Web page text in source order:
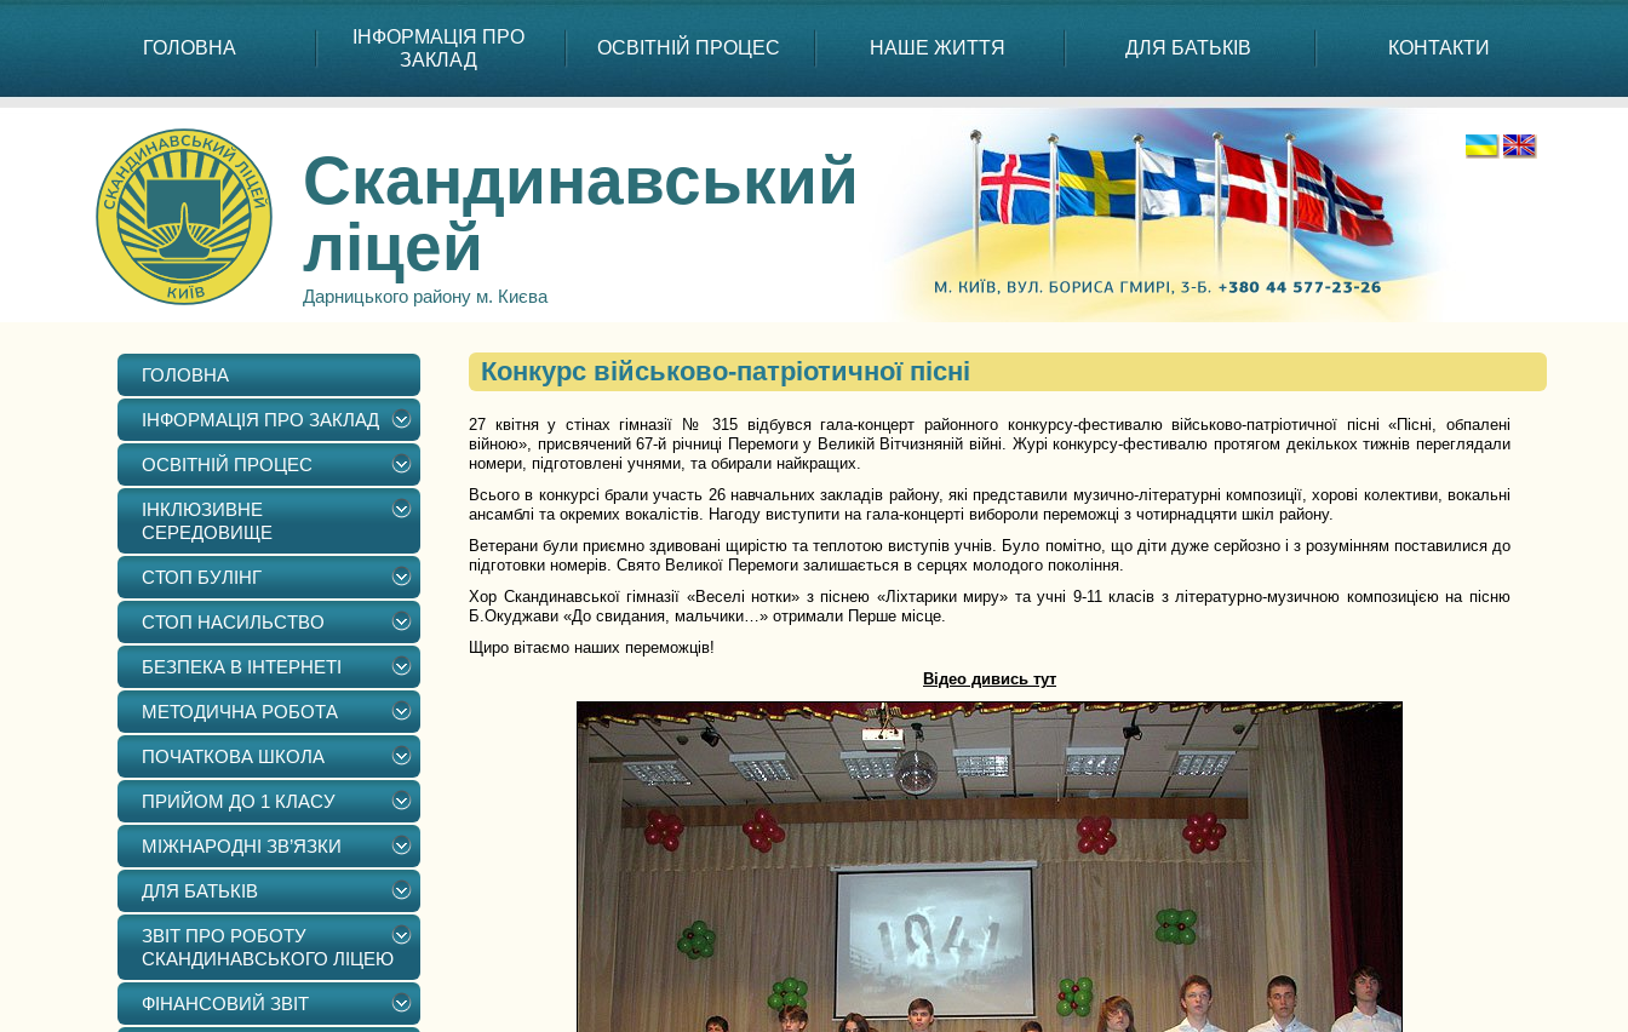
ГОЛОВНА
ІНФОРМАЦІЯ ПРО
ЗАКЛАД
ОСВІТНІЙ ПРОЦЕС НАШЕ ЖИТТЯ ДЛЯ БАТЬКІВ КОНТАКТИ
Скандинавський
ліцей
Дарницького району м. Києва
ГОЛОВНА
ІНФОРМАЦІЯ ПРО ЗАКЛАД
ОСВІТНІЙ ПРОЦЕС
ІНКЛЮЗИВНЕ
СЕРЕДОВИЩЕ
СТОП БУЛІНГ
СТОП НАСИЛЬСТВО
БЕЗПЕКА В ІНТЕРНЕТІ
МЕТОДИЧНА РОБОТА
ПОЧАТКОВА ШКОЛА
ПРИЙОМ ДО 1 КЛАСУ
МІЖНАРОДНІ ЗВ’ЯЗКИ
ДЛЯ БАТЬКІВ
ЗВІТ ПРО РОБОТУ
СКАНДИНАВСЬКОГО ЛІЦЕЮ
ФІНАНСОВИЙ ЗВІТ
Конкурс військово-патріотичної пісні
27 квітня у стінах гімназії № 315 відбувся гала-концерт районного конкурсу-фестивалю військово-патріотичної пісні «Пісні, обпалені
війною», присвячений 67-й річниці Перемоги у Великій Вітчизняній війні. Журі конкурсу-фестивалю протягом декількох тижнів переглядали
номери, підготовлені учнями, та обирали найкращих.
Всього в конкурсі брали участь 26 навчальних закладів району, які представили музично-літературні композиції, хорові колективи, вокальні
ансамблі та окремих вокалістів. Нагоду виступити на гала-концерті вибороли переможці з чотирнадцяти шкіл району.
Ветерани були приємно здивовані щирістю та теплотою виступів учнів. Було помітно, що діти дуже серйозно і з розумінням поставилися до
підготовки номерів. Свято Великої Перемоги залишається в серцях молодого покоління.
Хор Скандинавської гімназії «Веселі нотки» з піснею «Ліхтарики миру» та учні 9-11 класів з літературно-музичною композицією на пісню
Б.Окуджави «До свидания, мальчики…» отримали Перше місце.
Щиро вітаємо наших переможців!
Відео дивись тут